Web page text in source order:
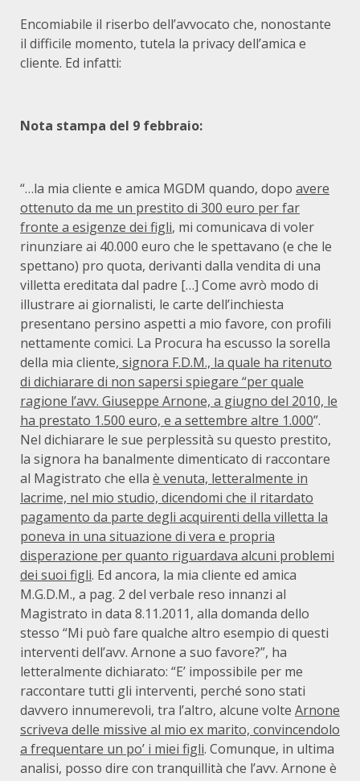
Encomiabile il riserbo dell’avvocato che, nonostante
il difficile momento, tutela la privacy dell’amica e
cliente. Ed infatti:
Nota stampa del 9 febbraio:
“…la mia cliente e amica MGDM quando, dopo avere
ottenuto da me un prestito di 300 euro per far
fronte a esigenze dei figli, mi comunicava di voler
rinunziare ai 40.000 euro che le spettavano (e che le
spettano) pro quota, derivanti dalla vendita di una
villetta ereditata dal padre […] Come avrò modo di
illustrare ai giornalisti, le carte dell’inchiesta
presentano persino aspetti a mio favore, con profili
nettamente comici. La Procura ha escusso la sorella
della mia cliente, signora F.D.M., la quale ha ritenuto
di dichiarare di non sapersi spiegare “per quale
ragione l’avv. Giuseppe Arnone, a giugno del 2010, le
ha prestato 1.500 euro, e a settembre altre 1.000”.
Nel dichiarare le sue perplessità su questo prestito,
la signora ha banalmente dimenticato di raccontare
al Magistrato che ella è venuta, letteralmente in
lacrime, nel mio studio, dicendomi che il ritardato
pagamento da parte degli acquirenti della villetta la
poneva in una situazione di vera e propria
disperazione per quanto riguardava alcuni problemi
dei suoi figli. Ed ancora, la mia cliente ed amica
M.G.D.M., a pag. 2 del verbale reso innanzi al
Magistrato in data 8.11.2011, alla domanda dello
stesso “Mi può fare qualche altro esempio di questi
interventi dell’avv. Arnone a suo favore?”, ha
letteralmente dichiarato: “E’ impossibile per me
raccontare tutti gli interventi, perché sono stati
davvero innumerevoli, tra l’altro, alcune volte Arnone
scriveva delle missive al mio ex marito, convincendolo
a frequentare un po’ i miei figli. Comunque, in ultima
analisi, posso dire con tranquillità che l’avv. Arnone è